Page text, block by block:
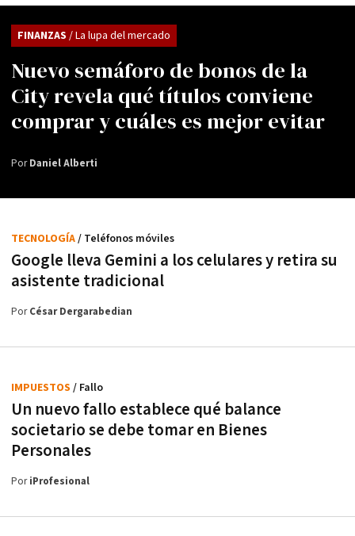
Nuevo semáforo de bonos de la
City revela qué títulos conviene
comprar y cuáles es mejor evitar
FINANZAS / La lupa del mercado
PorDaniel Alberti
Google lleva Gemini a los celulares y retira su
asistente tradicional
TECNOLOGÍA/ Teléfonos móviles
PorCésar Dergarabedian
Un nuevo fallo establece qué balance
societario se debe tomar en Bienes
Personales
IMPUESTOS / Fallo
PoriProfesional